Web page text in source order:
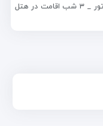
بلیط رفت و برگشت ایران ایرتور _ ۳ شب اقامت در هتل